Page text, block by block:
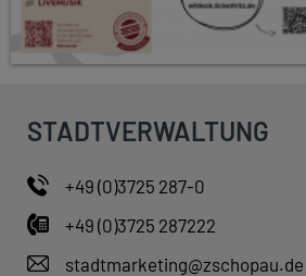
STADTVERWALTUNG
+49 (0)3725 287-0
+49 (0)3725 287222
stadtmarketing@zschopau.de